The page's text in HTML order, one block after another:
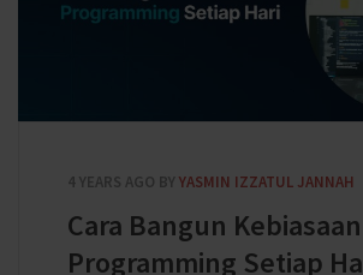
4 YEARS AGO BY YASMIN IZZATUL JANNAH
Cara Bangun Kebiasaan
Programming Setiap